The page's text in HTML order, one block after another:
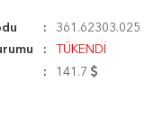
361.62303.025
TÜKENDİ
141.7